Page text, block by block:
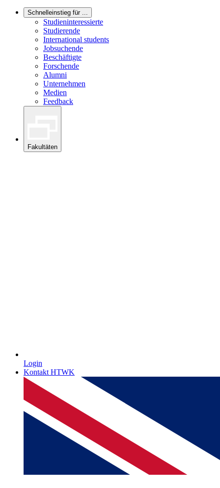
Schnelleinstieg für ...
Studieninteressierte
Studierende
International students
Jobsuchende
Beschäftigte
Forschende
Alumni
Unternehmen
Medien
Feedback
Fakultäten
Login
Kontakt HTWK